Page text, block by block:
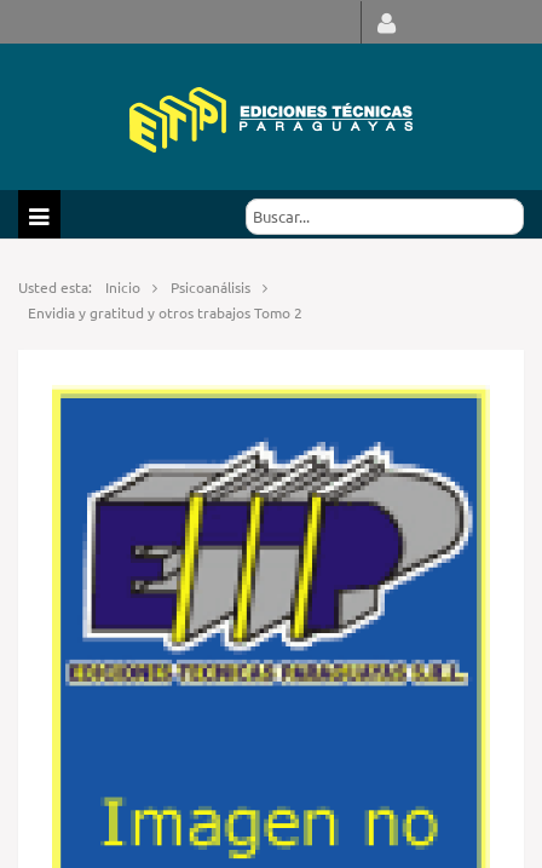
Usted esta: Inicio
Psicoanálisis
Envidia y gratitud y otros trabajos Tomo 2